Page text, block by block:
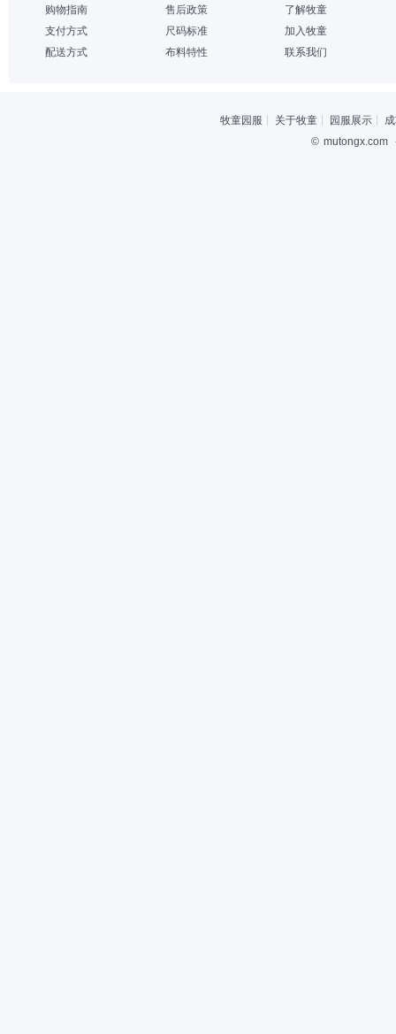
购物指南
支付方式
配送方式
售后政策
尺码标准
布料特性
了解牧童
加入牧童
联系我们
牧童园服 关于牧童 园服展示
© mutongx.com